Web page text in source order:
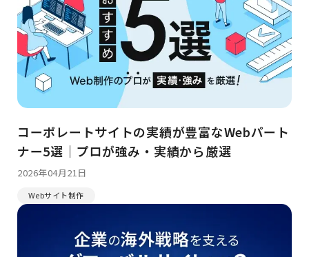
コーポレートサイトの実績が豊富なWebパート
ナー5選｜プロが強み・実績から厳選
2026年04月21日
Webサイト制作